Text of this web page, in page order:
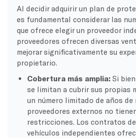
Al decidir adquirir un plan de
es fundamental considerar las
que ofrece elegir un proveedor
proveedores ofrecen diversas
mejorar significativamente su
propietario.
Cobertura más amplia: Si
se limitan a cubrir sus propias
un número limitado de años de
proveedores externos no
restricciones. Los contratos
vehículos independientes